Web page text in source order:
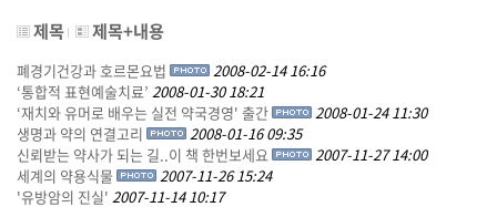
제목 제목+내용
폐경기건강과 호르몬요법
2008-02-14 16:16
‘통합적 표현예술치료’ 2008-01-30 18:21
‘재치와 유머로 배우는 실전 약국경영' 출간
2008-01-24 11:30
생명과 약의 연결고리
2008-01-16 09:35
신뢰받는 약사가 되는 길..이 책 한번보세요
2007-11-27 14:00
세계의 약용식물
2007-11-26 15:24
'유방암의 진실' 2007-11-14 10:17